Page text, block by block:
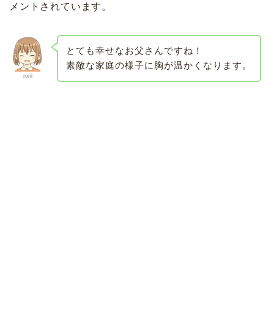
メントされています。
roni
とても幸せなお父さんですね！
素敵な家庭の様子に胸が温かくなります。